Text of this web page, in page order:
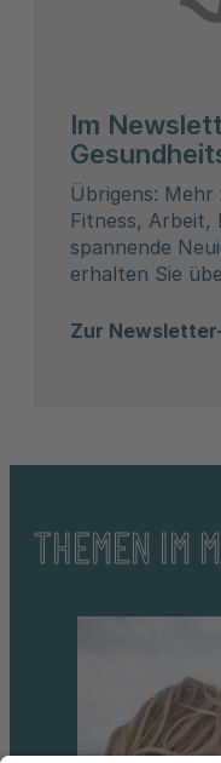
Im
Übrigens:
Fitness, Arbeit,
spannende
erhalten Sie
Zur
THEMEN IM